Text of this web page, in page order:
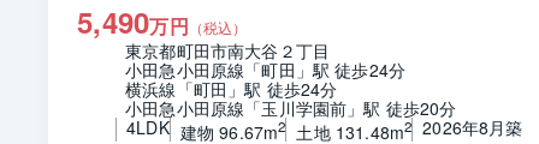
5,490万円 （税込）
東京都町田市南大谷２丁目
小田急小田原線「町田」駅 徒歩24分
横浜線「町田」駅 徒歩24分
小田急小田原線「玉川学園前」駅 徒歩20分
4LDK 建物 96.67m2 土地 131.48m2 2026年8月築